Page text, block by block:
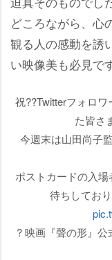
どころながら、心
観る人の感動を誘
い映像美も必見で
祝??Twitterフォロ
た皆さ
今週末は山田尚子
ポストカードの入
待ちしてお
? 映画『聲の形』